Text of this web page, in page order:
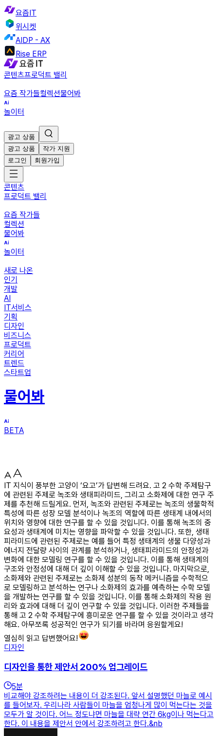
요즘IT
위시켓
AIDP - AX
Rise ERP
콘텐츠프로덕트 밸리
요즘 작가들컬렉션물어봐
놀이터
광고 상품
광고 상품
작가 지원
로그인
회원가입
콘텐츠
프로덕트 밸리
요즘 작가들
컬렉션
물어봐
놀이터
새로 나온
인기
개발
AI
IT서비스
기획
디자인
비즈니스
프로덕트
커리어
트렌드
스타트업
물어봐
BETA
IT 지식이 풍부한 고양이 ‘요고’가 답변해 드려요. 고 2 수학 주제탐구
에 관련된 주제로 녹조와 생태피라미드, 그리고 소화제에 대한 연구 주
제를 추천해 드릴게요. 먼저, 녹조와 관련된 주제로는 녹조의 생물학적
특성에 따른 성장 모델 분석이나 녹조의 역할에 따른 생태계 내에서의
위치와 영향에 대한 연구를 할 수 있을 것입니다. 이를 통해 녹조의 중
요성과 생태계에 미치는 영향을 파악할 수 있을 것입니다. 또한, 생태
피라미드에 관련된 주제로는 예를 들어 특정 생태계의 생물 다양성과
에너지 전달량 사이의 관계를 분석하거나, 생태피라미드의 안정성과
변화에 대한 모델링 연구를 할 수 있을 것입니다. 이를 통해 생태계의
구조와 안정성에 대해 더 깊이 이해할 수 있을 것입니다. 마지막으로,
소화제와 관련된 주제로는 소화제 성분의 동작 메커니즘을 수학적으
로 모델링하고 분석하는 연구나 소화제의 효과를 예측하는 수학 모델
을 개발하는 연구를 할 수 있을 것입니다. 이를 통해 소화제의 작용 원
리와 효과에 대해 더 깊이 연구할 수 있을 것입니다. 이러한 주제들을
통해 고 2 수학 주제탐구에 흥미로운 연구를 할 수 있을 것이라고 생각
해요. 아무쪼록 성공적인 연구가 되기를 바라며 응원할게요!
열심히 읽고 답변했어요!
디자인
디자인을 통한 제안서 200% 업그레이드
5분
비교해야 강조하려는 내용이 더 강조된다. 앞서 설명했던 마늘로 예시
를 들어보자. 우리나라 사람들이 마늘을 엄청나게 많이 먹는다는 것을
모두가 알 것이다. 어느 정도냐면 마늘을 대략 연간 6kg이나 먹는다고
한다. 이 내용을 제안서 안에서 강조하려고 한다.&nb